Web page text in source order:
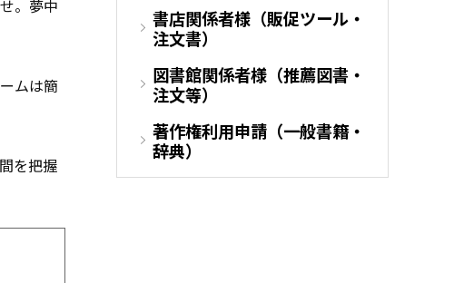
。夢中
ムは簡
を把握
書店関係者様（販促ツール・
注文書）
図書館関係者様（推薦図書・
注文等）
著作権利用申請（一般書籍・
辞典）